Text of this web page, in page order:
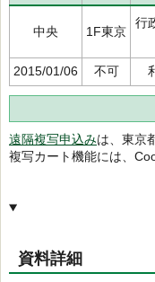
中央 1F東京
行
2015/01/06 不可
遠隔複写申込みは、東京
複写カート機能には、
資料詳細